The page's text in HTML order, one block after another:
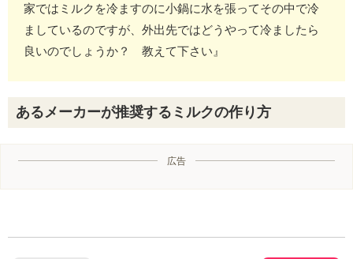
家ではミルクを冷ますのに小鍋に水を張ってその中で冷
ましているのですが、外出先ではどうやって冷ましたら
良いのでしょうか？ 教えて下さい』
あるメーカーが推奨するミルクの作り方
広告